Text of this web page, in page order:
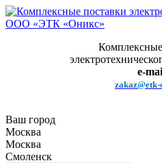
e-
Ваш город
Москва
Москва
Смоленск